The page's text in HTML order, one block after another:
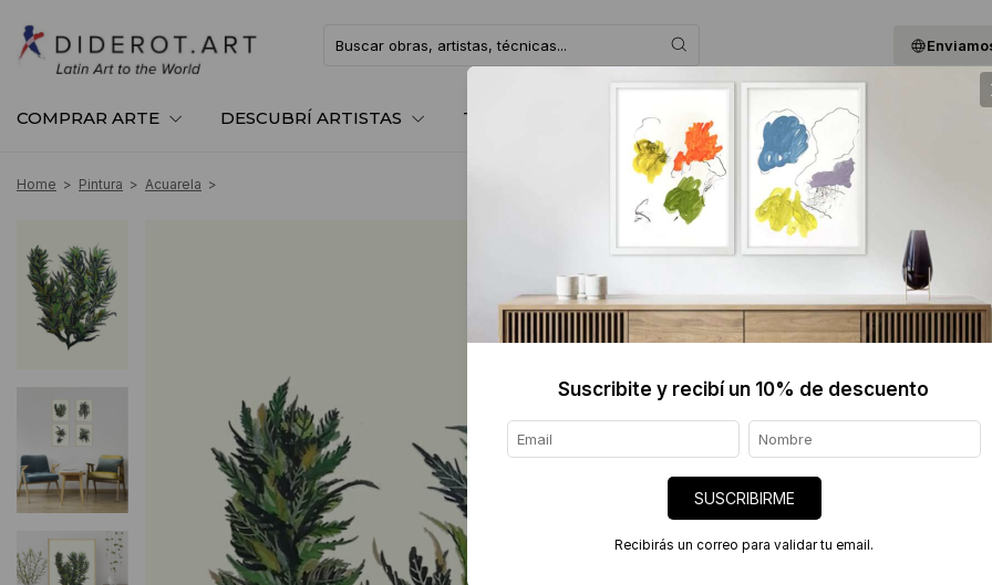
COMPRAR ARTE DESCUBRÍ ARTISTAS TE ASESORAMOS BLOG QUIENES SOMOS
Home > Pintura > Acuarela >
$690
Suscribite y recibí un 10% de descuento
SUSCRIBIRME
Recibirás un correo para validar tu email.